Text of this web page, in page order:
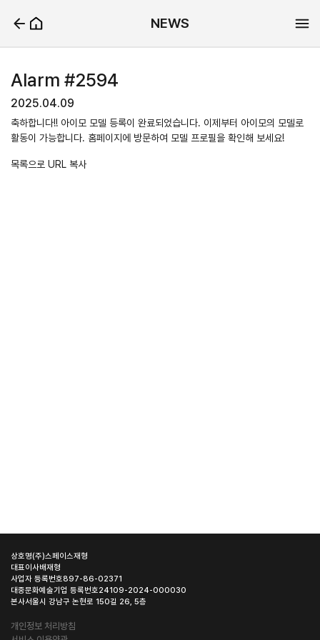
NEWS
Alarm #2594
2025.04.09
축하합니다!! 아이모 모델 등록이 완료되었습니다. 이제부터 아이모의 모델로
활동이 가능합니다. 홈페이지에 방문하여 모델 프로필을 확인해 보세요!
목록으로 URL 복사
상호명(주)스페이스재형
대표이사배재형
사업자 등록번호897-86-02371
대중문화예술기업 등록번호24109-2024-000030
본사서울시 강남구 논현로 150길 26, 5층
개인정보 처리방침